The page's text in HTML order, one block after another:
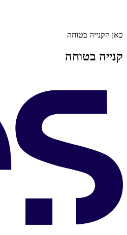
כאן הקנייה בטוחה
קנייה בטוחה